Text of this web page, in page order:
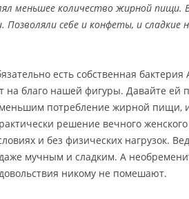
меньшее количество жирной пищи.
Позволяли себе и конфеты, и
есть собственная
на благо нашей фигуры. Давайте ей
потребление жирной пищи,
решение вечного
и без физических нагрузок.
мучным и сладким. А
никому не помешают.